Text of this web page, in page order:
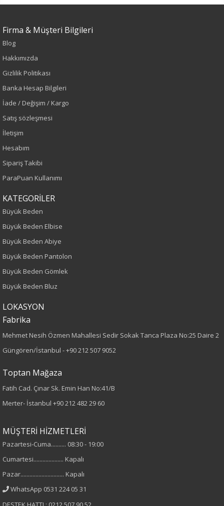
Sezon : YAZLIK
Renk
Oranj
Sezon
İlkbahar-Yaz
Yaş Grubu
Kalıp
Büyük Beden
Boy
75
Dokuma
Desenli
Kumaş
Cinsiyet
Kadın
Firma & Müşteri Bilgileri
Blog
Hakkımızda
Gizlilik Politikası
Banka Hesap Bilgileri
İade / Değişim / Kargo
Satış sözleşmesi
İletişim
Hesabım
Sipariş Takibi
ParaPuan Kullanımı
KATEGORİLER
Büyük Beden
Büyük Beden Elbise
Büyük Beden Abiye
Büyük Beden Pantolon
Büyük Beden Gömlek
Büyük Beden Bluz
LOKASYON
Fabrika
Mehmet Nesih Özmen Mahallesi Sedir Sokak Tanca Plaza No:25 Daire 2
Güngören/İstanbul -+90 212 507 9052
Toptan Mağaza
Fatih Cad. Çınar Sk. Emin Han No:41/B
Merter- İstanbul +90 212 482 29 60
MÜŞTERİ HİZMETLERİ
Pazartesi-Cuma.......... 08:30 - 19:00
Cumartesi.................... Kapalı
Pazar............................. Kapalı
WhatsApp 0531 224 05 31